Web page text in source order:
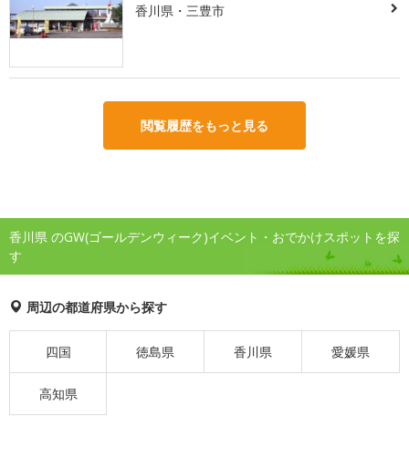
香川県・三豊市
閲覧履歴をもっと見る
香川県 のGW(ゴールデンウィーク)イベント・おでかけスポットを探
す
周辺の都道府県から探す
四国 徳島県 香川県 愛媛県
高知県